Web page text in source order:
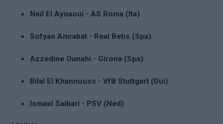
Neil El Aynaoui - AS Roma (Ita)
Sofyan Amrabat - Real Betis (Spa)
Azzedine Ounahi - Girona (Spa)
Bilal El Khannouss - VfB Stuttgart (Dui)
Ismael Saibari - PSV (Ned)